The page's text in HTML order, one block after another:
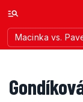
Macinka vs.